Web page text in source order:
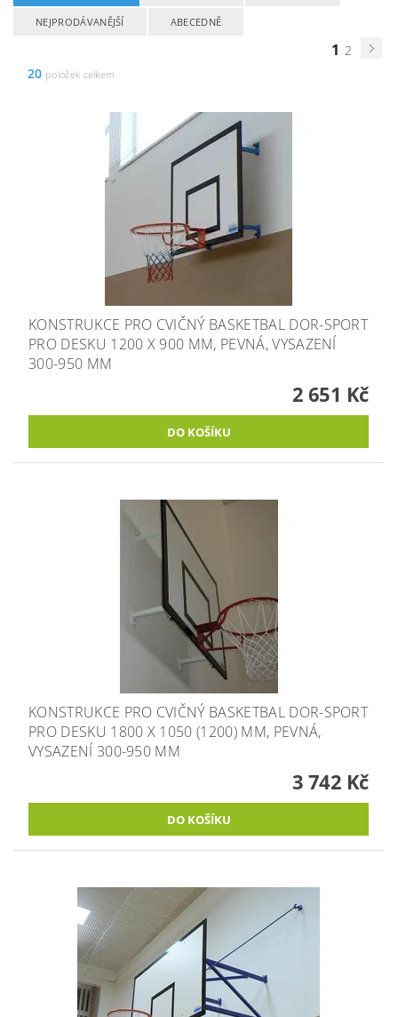
NEJPRODÁVANĚJŠÍ ABECEDNĚ
1 2
20 položek celkem
KONSTRUKCE PRO CVIČNÝ BASKETBAL DOR-SPORT
PRO DESKU 1200 X 900 MM, PEVNÁ, VYSAZENÍ
300-950 MM
2 651 Kč
KONSTRUKCE PRO CVIČNÝ BASKETBAL DOR-SPORT
PRO DESKU 1800 X 1050 (1200) MM, PEVNÁ,
VYSAZENÍ 300-950 MM
3 742 Kč